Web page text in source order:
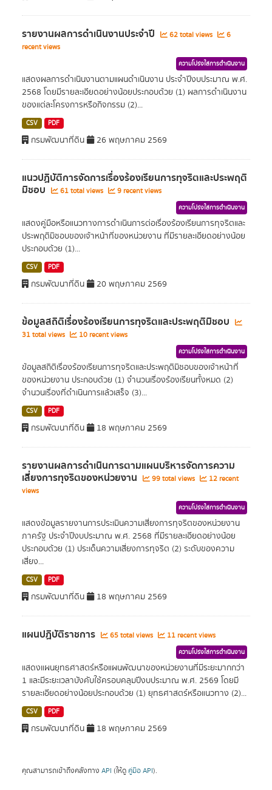
รายงานผลการดำเนินงานประจำปี 62 total views
6
recent views
ความโปร่งใสการดำเนินงาน
แสดงผลการดำเนินงานตามแผนดำเนินงาน ประจำปีงบประมาณ พ.ศ.
2568 โดยมีรายละเอียดอย่างน้อยประกอบด้วย (1) ผลการดำเนินงาน
ของแต่ละโครงการหรือกิจกรรม (2)...
CSV PDF
กรมพัฒนาที่ดิน 26 พฤษภาคม 2569
แนวปฏิบัติการจัดการเรื่องร้องเรียนการทุจริตและประพฤติ
มิชอบ 61 total views 9 recent views
ความโปร่งใสการดำเนินงาน
แสดงคู่มือหรือแนวทางการดำเนินการต่อเรื่องร้องเรียนการทุจริตและ
ประพฤติมิชอบของเจ้าหน้าที่ของหน่วยงาน ที่มีรายละเอียดอย่างน้อย
ประกอบด้วย (1)...
CSV PDF
กรมพัฒนาที่ดิน 20 พฤษภาคม 2569
ข้อมูลสถิติเรื่องร้องเรียนการทุจริตและประพฤติมิชอบ
31 total views 10 recent views
ความโปร่งใสการดำเนินงาน
ข้อมูลสถิติเรื่องร้องเรียนการทุจริตและประพฤติมิชอบของเจ้าหน้าที่
ของหน่วยงาน ประกอบด้วย (1) จำนวนเรื่องร้องเรียนทั้งหมด (2)
จำนวนเรื่องที่ดำเนินการแล้วเสร็จ (3)...
CSV PDF
กรมพัฒนาที่ดิน 18 พฤษภาคม 2569
รายงานผลการดำเนินการตามแผนบริหารจัดการความ
เสี่ยงการทุจริตของหน่วยงาน 99 total views
12 recent
views
ความโปร่งใสการดำเนินงาน
แสดงข้อมูลรายงานการประเมินความเสี่ยงการทุจริตของหน่วยงาน
ภาครัฐ ประจำปีงบประมาณ พ.ศ. 2568 ที่มีรายละเอียดอย่างน้อย
ประกอบด้วย (1) ประเด็นความเสี่ยงการทุจริต (2) ระดับของความ
เสี่ยง...
CSV PDF
กรมพัฒนาที่ดิน 18 พฤษภาคม 2569
แผนปฏิบัติราชการ 65 total views 11 recent views
ความโปร่งใสการดำเนินงาน
แสดงแผนยุทธศาสตร์หรือแผนพัฒนาของหน่วยงานที่มีระยะมากกว่า
1 และมีระยะเวลาบังคับใช้ครอบคลุมปีงบประมาณ พ.ศ. 2569 โดยมี
รายละเอียดอย่างน้อยประกอบด้วย (1) ยุทธศาสตร์หรือแนวทาง (2)...
CSV PDF
กรมพัฒนาที่ดิน 18 พฤษภาคม 2569
คุณสามารถเข้าถึงคลังทาง API (ให้ดู คู่มือ API).